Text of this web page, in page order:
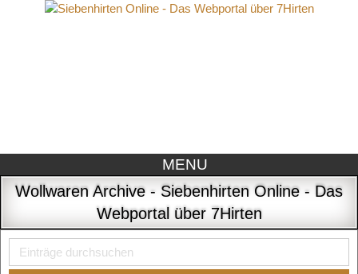
MENU
Wollwaren Archive - Siebenhirten Online - Das
Webportal über 7Hirten